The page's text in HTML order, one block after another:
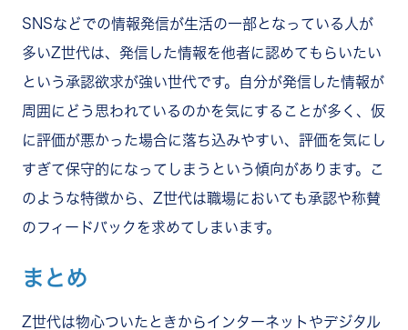
SNSなどでの情報発信が生活の一部となっている人が
多いZ世代は、発信した情報を他者に認めてもらいたい
という承認欲求が強い世代です。自分が発信した情報が
周囲にどう思われているのかを気にすることが多く、仮
に評価が悪かった場合に落ち込みやすい、評価を気にし
すぎて保守的になってしまうという傾向があります。こ
のような特徴から、Z世代は職場においても承認や称賛
のフィードバックを求めてしまいます。
まとめ
Z世代は物心ついたときからインターネットやデジタル